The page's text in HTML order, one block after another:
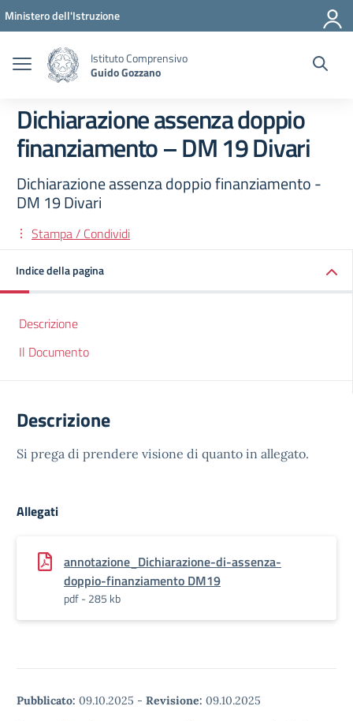
Vai ai contenuti
Vai al menu di navigazione
Vai al footer
Ministero dell'Istruzione
Istituto Comprensivo
Guido Gozzano
Dichiarazione assenza doppio
finanziamento – DM 19 Divari
Dichiarazione assenza doppio finanziamento -
DM 19 Divari
Stampa / Condividi
Indice della pagina
Descrizione
Il Documento
Descrizione
Si prega di prendere visione di quanto in allegato.
Allegati
annotazione_Dichiarazione-di-assenza-
doppio-finanziamento DM19
pdf - 285 kb
Pubblicato: 09.10.2025 - Revisione: 09.10.2025